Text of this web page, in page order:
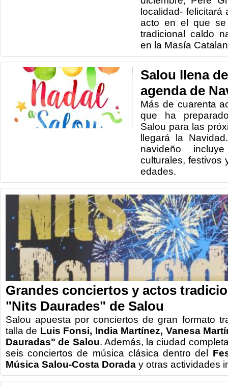
localidad-
acto en el que se
tradicional caldo
en la Masía
Salou llena
agenda de
Más de cuarenta
que ha
Salou para las
llegará la
navideño
culturales, festivos
edades.
Grandes conciertos y actos
"Nits Daurades" de Salou
Salou apuesta por conciertos de gran formato
talla de Luis Fonsi, India Martínez, Vanesa
Dauradas" de Salou. Además, la ciudad
seis conciertos de música clásica dentro del
Música Salou-Costa Dorada y otras actividades